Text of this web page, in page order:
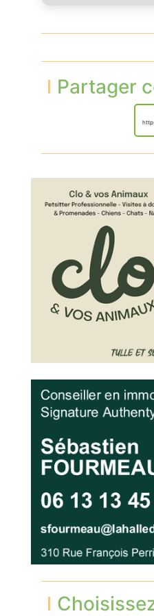
Partager